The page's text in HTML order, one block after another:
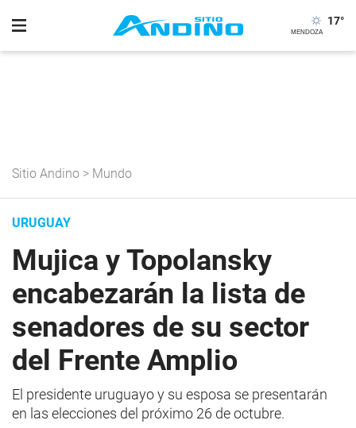
17°
Sitio Andino > Mundo
URUGUAY
Mujica y Topolansky
encabezarán la lista de
senadores de su sector
del Frente Amplio
El presidente uruguayo y su esposa se presentarán
en las elecciones del próximo 26 de octubre.